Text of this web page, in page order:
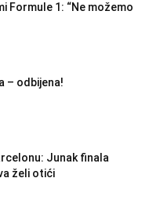
Formule 1: “Ne možemo
– odbijena!
Junak finala
želi otići